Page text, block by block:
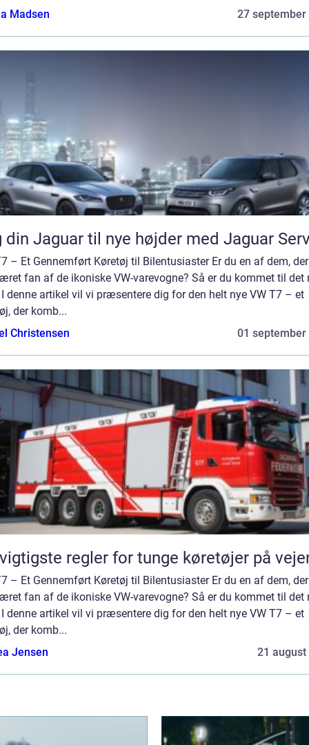
Madsen
27 september
din Jaguar til nye højder med Jaguar
– Et Gennemført Køretøj til Bilentusiaster Er du en af dem,
fan af de ikoniske VW-varevogne? Så er du kommet til det
denne artikel vil vi præsentere dig for den helt nye VW T7 – et
der komb...
Christensen
01 september
regler for tunge køretøjer på
– Et Gennemført Køretøj til Bilentusiaster Er du en af dem,
fan af de ikoniske VW-varevogne? Så er du kommet til det
denne artikel vil vi præsentere dig for den helt nye VW T7 – et
der komb...
Jensen
21 august